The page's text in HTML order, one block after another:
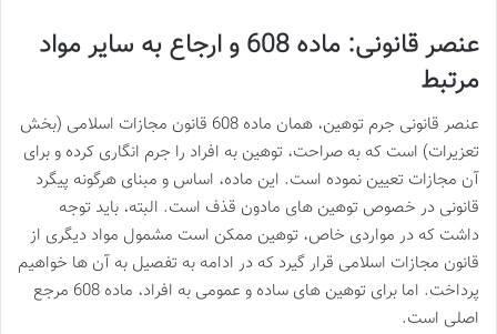
عنصر قانونی: ماده 608 و ارجاع به سایر مواد
مرتبط
عنصر قانونی جرم توهین، همان ماده 608 قانون مجازات اسلامی (بخش
تعزیرات) است که به صراحت، توهین به افراد را جرم انگاری کرده و برای
آن مجازات تعیین نموده است. این ماده، اساس و مبنای هرگونه پیگرد
قانونی در خصوص توهین های مادون قذف است. البته، باید توجه
داشت که در مواردی خاص، توهین ممکن است مشمول مواد دیگری از
قانون مجازات اسلامی قرار گیرد که در ادامه به تفصیل به آن ها خواهیم
پرداخت. اما برای توهین های ساده و عمومی به افراد، ماده 608 مرجع
اصلی است.